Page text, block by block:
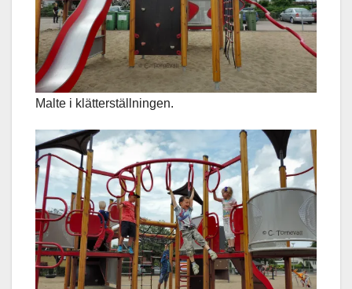
Malte i klätterställningen.